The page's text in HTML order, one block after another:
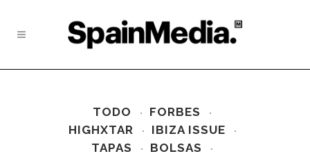
TODO
FORBES
HIGHXTAR
IBIZA ISSUE
TAPAS
BOLSAS